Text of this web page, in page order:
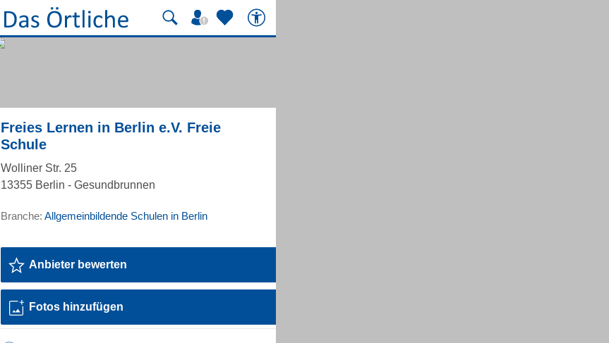
Freies Lernen in Berlin e.V. Freie
Schule
Wolliner Str. 25
13355 Berlin - Gesundbrunnen
Branche: Allgemeinbildende Schulen in Berlin
Anbieter bewerten
Fotos hinzufügen